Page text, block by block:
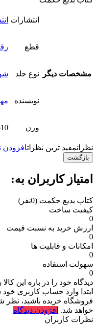
مشخصات دیگر
انتشارات
قطع
نوع جلد
نویسنده
وزن 610
نظراتمفید ترین نظراتافزودن
بازگشت
امتیاز کاربران به:
کتاب بدیع حکمت (0نفر)
کیفیت ساخت
0
ارزش خرید به نسبت قیمت
0
امکانات و قابلیت ها
0
سهولت استفاده
0
دیدگاه خود را در باره این کالا
ابتدا وارد حساب کاربری
فروشگاه خریده باشید،
خواهد شد. افزودن دیدگاه
نظرات کاربران